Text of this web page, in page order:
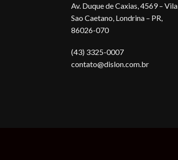
Av. Duque de Caxias, 4569 – Vila
Sao Caetano, Londrina – PR,
86026-070
(43) 3325-0007
contato@dislon.com.br